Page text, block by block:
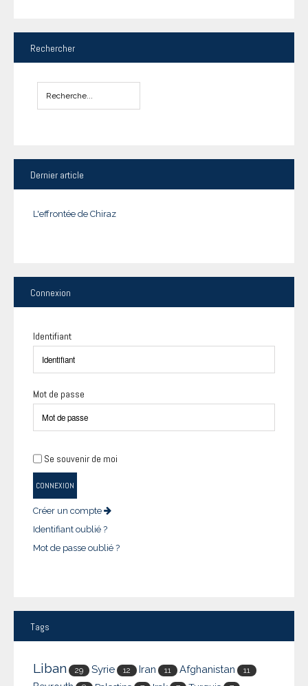
Rechercher
Dernier article
L'effrontée de Chiraz
Connexion
Identifiant
Mot de passe
Se souvenir de moi
CONNEXION
Créer un compte
Identifiant oublié ?
Mot de passe oublié ?
Tags
Liban 29 Syrie 12 Iran 11 Afghanistan 11